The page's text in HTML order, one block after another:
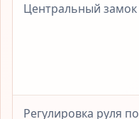
Центральный замок
Регулировка руля по